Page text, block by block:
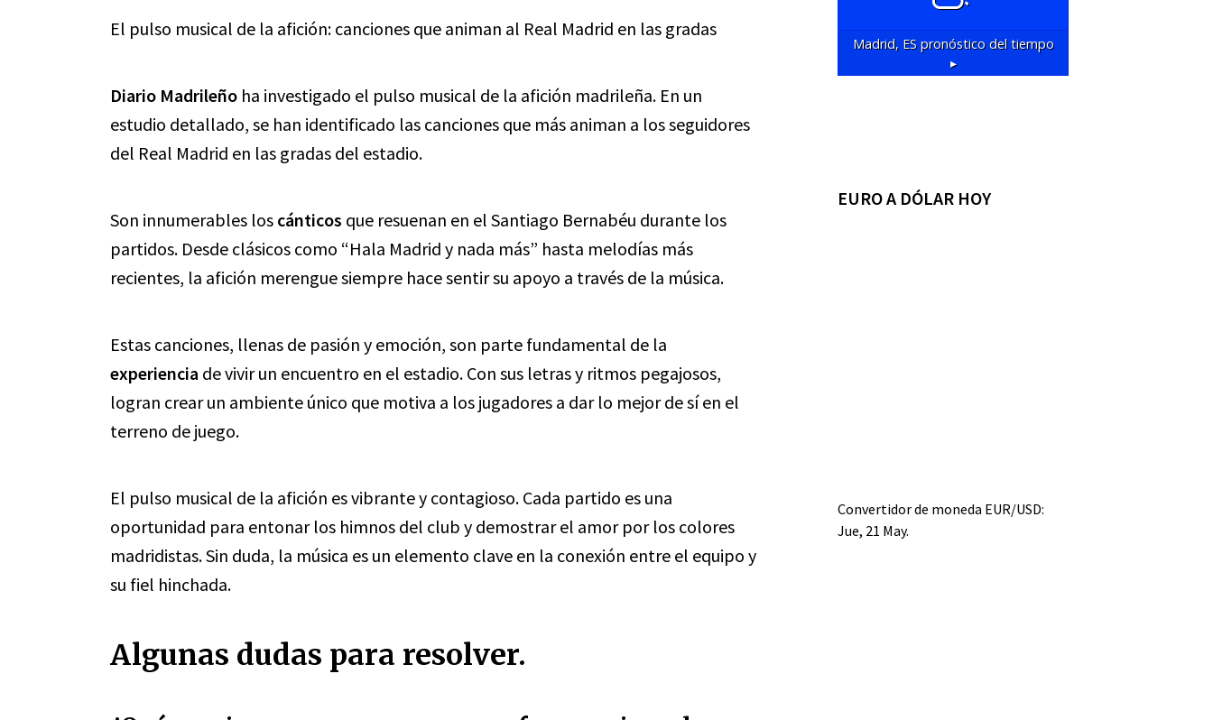
El pulso musical de la afición: canciones que animan al Real Madrid en las gradas
Diario Madrileño ha investigado el pulso musical de la afición madrileña. En un
estudio detallado, se han identificado las canciones que más animan a los seguidores
del Real Madrid en las gradas del estadio.
Son innumerables los cánticos que resuenan en el Santiago Bernabéu durante los
partidos. Desde clásicos como “Hala Madrid y nada más” hasta melodías más
recientes, la afición merengue siempre hace sentir su apoyo a través de la música.
Estas canciones, llenas de pasión y emoción, son parte fundamental de la
experiencia de vivir un encuentro en el estadio. Con sus letras y ritmos pegajosos,
logran crear un ambiente único que motiva a los jugadores a dar lo mejor de sí en el
terreno de juego.
El pulso musical de la afición es vibrante y contagioso. Cada partido es una
oportunidad para entonar los himnos del club y demostrar el amor por los colores
madridistas. Sin duda, la música es un elemento clave en la conexión entre el equipo y
su fiel hinchada.
Algunas dudas para resolver.
Madrid, ESpronóstico del tiempo
▸
EURO A DÓLAR HOY
Convertidor de moneda EUR/USD:
Jue, 21 May.